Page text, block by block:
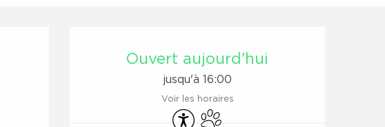
Ouverture et coordonnées
Ouvert aujourd'hui
jusqu'à 16:00
Voir les horaires
Accessibilité
Animaux acceptés